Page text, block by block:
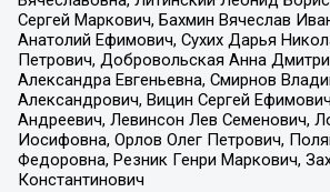
Сергей Маркович, Бахмин Вячеслав
Анатолий Ефимович, Сухих Дарья
Петрович, Добровольская Анна
Александра Евгеньевна, Смирнов
Александрович, Вицин Сергей
Андреевич, Левинсон Лев Семенович,
Иосифовна, Орлов Олег Петрович,
Федоровна, Резник Генри Маркович,
Константинович